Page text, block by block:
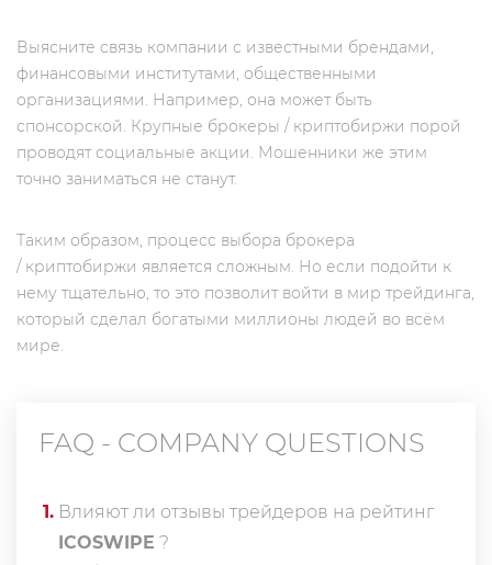
Выясните связь компании с известными брендами,
финансовыми институтами, общественными
организациями. Например, она может быть
спонсорской. Крупные брокеры / криптобиржи порой
проводят социальные акции. Мошенники же этим
точно заниматься не станут.
Таким образом, процесс выбора брокера
/ криптобиржи является сложным. Но если подойти к
нему тщательно, то это позволит войти в мир трейдинга,
который сделал богатыми миллионы людей во всём
мире.
FAQ - COMPANY QUESTIONS
1. Влияют ли отзывы трейдеров на рейтинг
ICOSWIPE ?